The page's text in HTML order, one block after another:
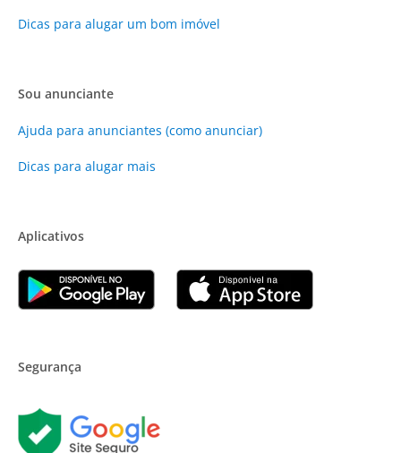
Dicas para alugar um bom imóvel
Sou anunciante
Ajuda para anunciantes (como anunciar)
Dicas para alugar mais
Aplicativos
Segurança